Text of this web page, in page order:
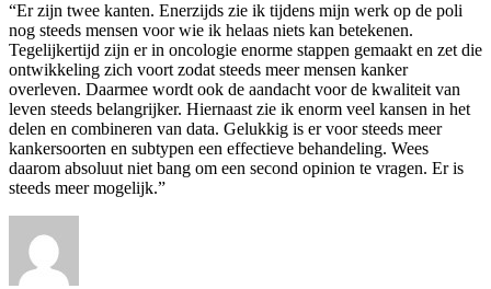
“Er zijn twee kanten. Enerzijds zie ik tijdens mijn werk op de poli
nog steeds mensen voor wie ik helaas niets kan betekenen.
Tegelijkertijd zijn er in oncologie enorme stappen gemaakt en zet die
ontwikkeling zich voort zodat steeds meer mensen kanker
overleven. Daarmee wordt ook de aandacht voor de kwaliteit van
leven steeds belangrijker. Hiernaast zie ik enorm veel kansen in het
delen en combineren van data. Gelukkig is er voor steeds meer
kankersoorten en subtypen een effectieve behandeling. Wees
daarom absoluut niet bang om een second opinion te vragen. Er is
steeds meer mogelijk.”